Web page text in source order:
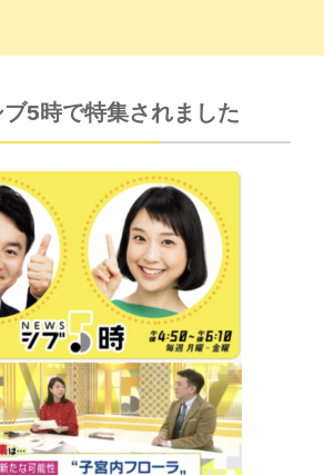
5時で特集されました